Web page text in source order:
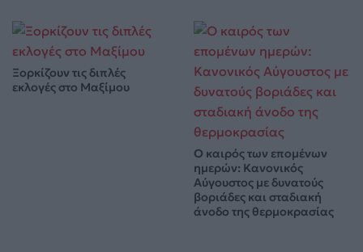
Ξορκίζουν τις διπλές
εκλογές στο Μαξίμου
Ο καιρός των επομένων
ημερών: Κανονικός
Αύγουστος με δυνατούς
βοριάδες και σταδιακή
άνοδο της θερμοκρασίας